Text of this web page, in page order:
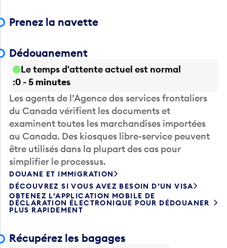
Prenez la navette
Dédouanement
Le temps d'attente actuel est normal
0 - 5 minutes
Les agents de l’Agence des services frontaliers
du Canada vérifient les documents et
examinent toutes les marchandises importées
au Canada. Des kiosques libre-service peuvent
être utilisés dans la plupart des cas pour
simplifier le processus.
DOUANE ET IMMIGRATION
DÉCOUVREZ SI VOUS AVEZ BESOIN D’UN VISA
OBTENEZ L’APPLICATION MOBILE DE
DÉCLARATION ÉLECTRONIQUE POUR DÉDOUANER
PLUS RAPIDEMENT
Récupérez les bagages